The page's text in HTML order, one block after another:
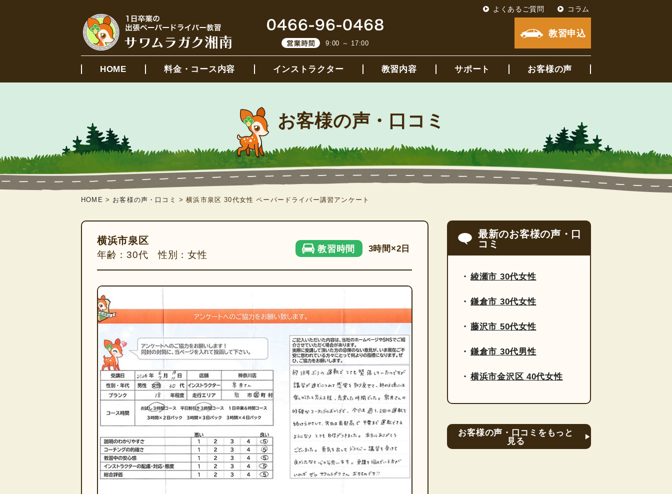
9:00 ～ 17:00
教習申込
よくあるご質問 コラム
HOME 料金・コース内容 インストラクター 教習内容 サポート お客様の声
お客様の声・口コミ
HOME > お客様の声・口コミ >横浜市泉区 30代女性 ペーパードライバー講習アンケート
横浜市泉区
年齢：30代 性別：女性
教習時間 3時間×2日
最新のお客様の声・口
コミ
綾瀬市 30代女性
鎌倉市 30代女性
藤沢市 50代女性
鎌倉市 30代男性
横浜市金沢区 40代女性
お客様の声・口コミをもっと
見る